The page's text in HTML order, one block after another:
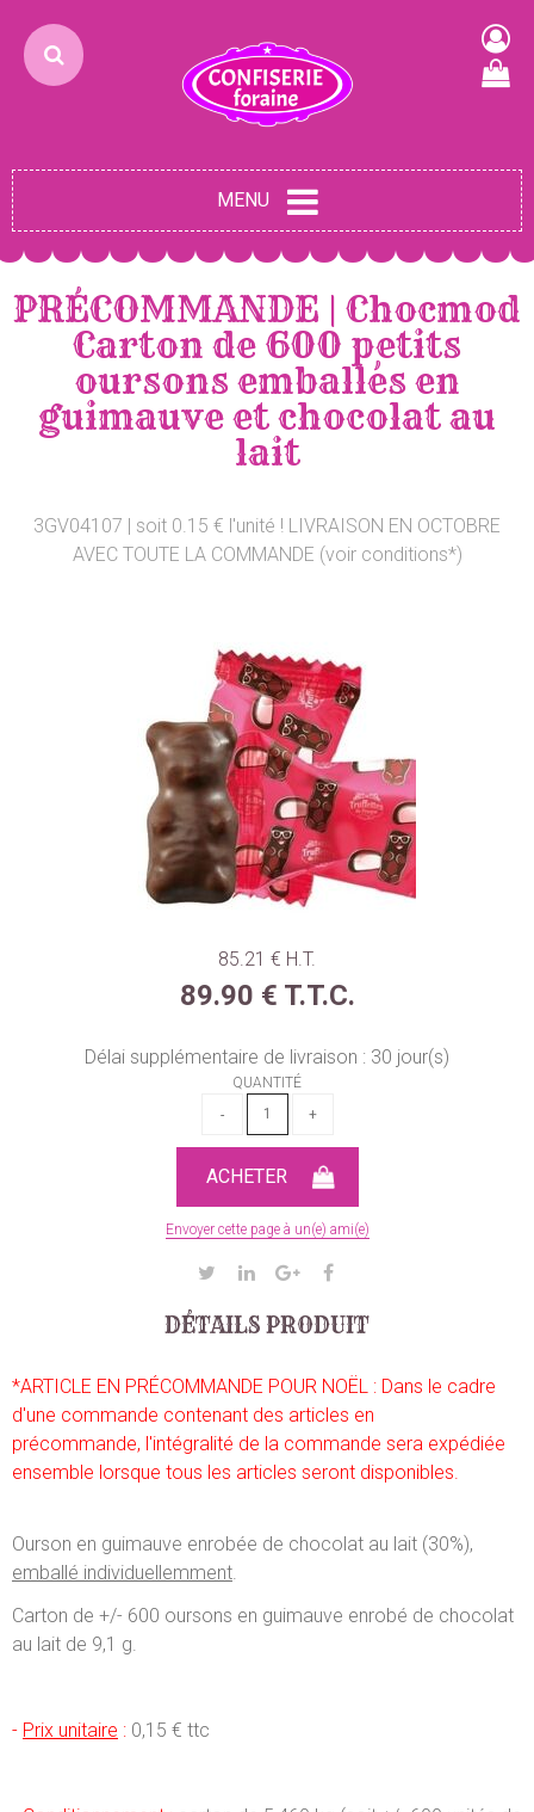
MENU
PRÉCOMMANDE | Chocmod
Carton de 600 petits
oursons emballés en
guimauve et chocolat au
lait
3GV04107 | soit 0.15 € l'unité ! LIVRAISON EN OCTOBRE
AVEC TOUTE LA COMMANDE (voir conditions*)
85.21 € H.T.
89.90 € T.T.C.
Délai supplémentaire de livraison : 30 jour(s)
QUANTITÉ
Envoyer cette page à un(e) ami(e)
DÉTAILS PRODUIT
*ARTICLE EN PRÉCOMMANDE POUR NOËL : Dans le cadre
d'une commande contenant des articles en
précommande, l'intégralité de la commande sera expédiée
ensemble lorsque tous les articles seront disponibles.
Ourson en guimauve enrobée de chocolat au lait (30%),
emballé individuellemment.
Carton de +/- 600 oursons en guimauve enrobé de chocolat
au lait de 9,1 g.
- Prix unitaire : 0,15 € ttc